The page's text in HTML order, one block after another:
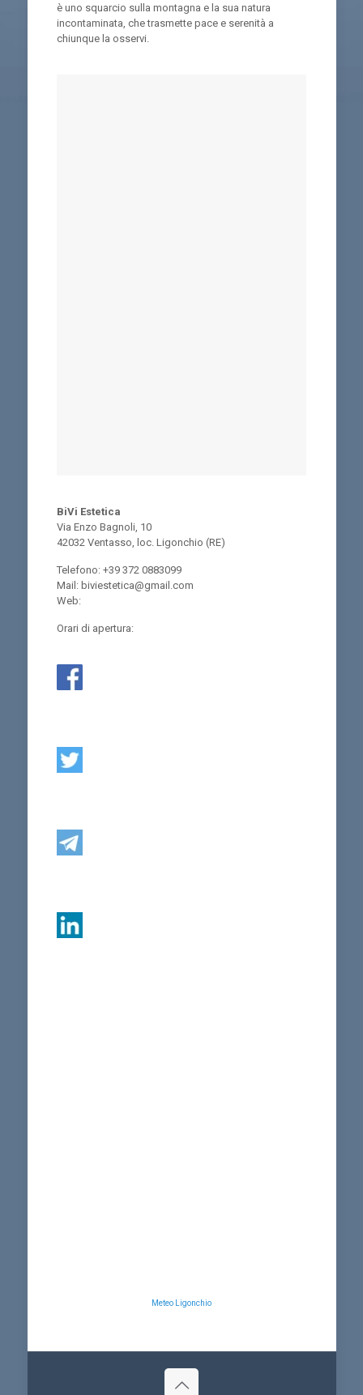
è uno squarcio sulla montagna e la sua natura
incontaminata, che trasmette pace e serenità a
chiunque la osservi.
BiVi Estetica
Via Enzo Bagnoli, 10
42032 Ventasso, loc. Ligonchio (RE)
Telefono: +39 372 0883099
Mail: biviestetica@gmail.com
Web:
Orari di apertura:
Meteo Ligonchio